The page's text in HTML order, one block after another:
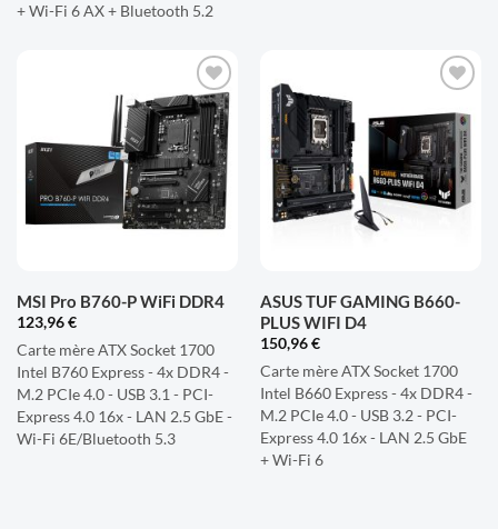
+ Wi-Fi 6 AX + Bluetooth 5.2
AJOUTER
À LA
LISTE
D'ENVIES
MSI Pro B760-P WiFi DDR4
123,96€
Carte mère ATX Socket 1700
Intel B760 Express - 4x DDR4 -
M.2 PCIe 4.0 - USB 3.1 - PCI-
Express 4.0 16x - LAN 2.5 GbE -
Wi-Fi 6E/Bluetooth 5.3
À LA
LISTE
D'ENVIES
ASUS TUF GAMING B660-
PLUS WIFI D4
150,96€
Carte mère ATX Socket 1700
Intel B660 Express - 4x DDR4 -
M.2 PCIe 4.0 - USB 3.2 - PCI-
Express 4.0 16x - LAN 2.5 GbE
+ Wi-Fi 6